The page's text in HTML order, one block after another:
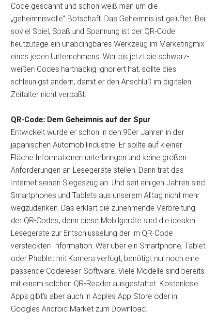
Code gescannt und schonweiß man um die
„geheimnisvolle“ Botschaft. Das Geheimnis ist gelüftet. Bei
soviel Spiel, Spaß und Spannung ist der QR-Code
heutzutage ein unabdingbares Werkzeug im Marketingmix
eines jeden Unternehmens. Wer bis jetzt die schwarz-
weißen Codes hartnäckig ignoriert hat, sollte dies
schleunigst ändern, damit er den Anschluß im digitalen
Zeitalter nicht verpaßt.
QR-Code: Dem Geheimnis auf der Spur
Entwickelt wurde er schon in den 90er Jahren in der
japanischen Automobilindustrie. Er sollte auf kleiner
Fläche Informationen unterbringen und keine großen
Anforderungen an Lesegeräte stellen. Dann trat das
Internet seinen Siegeszug an. Und seit einigen Jahren sind
Smartphones und Tablets aus unserem Alltag nicht mehr
wegzudenken. Das erklärt die zunehmende Verbreitung
der QR-Codes, denn diese Mobilgeräte sind die idealen
Lesegeräte zur Entschlüsselung der im QR-Code
versteckten Information. Wer über ein Smartphone, Tablet
oder Phablet mit Kamera verfügt, benötigt nur noch eine
passende Codeleser-Software. Viele Modelle sind bereits
mit einem solchen QR-Reader ausgestattet. Kostenlose
Apps gibt’s aber auch in Apples App Store oder in
Googles Android Market zum Download.